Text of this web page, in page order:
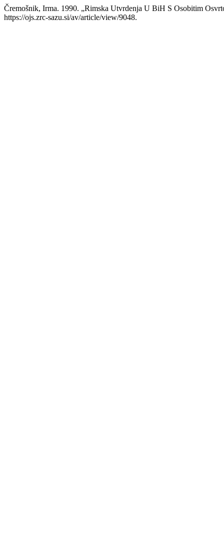
Čremošnik, Irma. 1990. „Rimska Utvrdenja U BiH S Osobitim
https://ojs.zrc-sazu.si/av/article/view/9048.